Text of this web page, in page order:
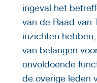
ingeval het
van de Raad van
inzichten
van belangen
onvoldoende
de overige leden